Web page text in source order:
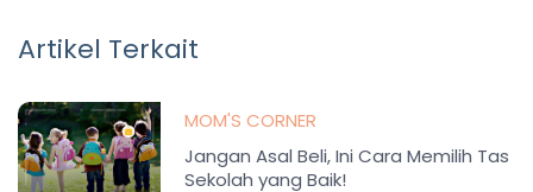
Artikel Terkait
MOM'S CORNER
Jangan Asal Beli, Ini Cara Memilih Tas
Sekolah yang Baik!